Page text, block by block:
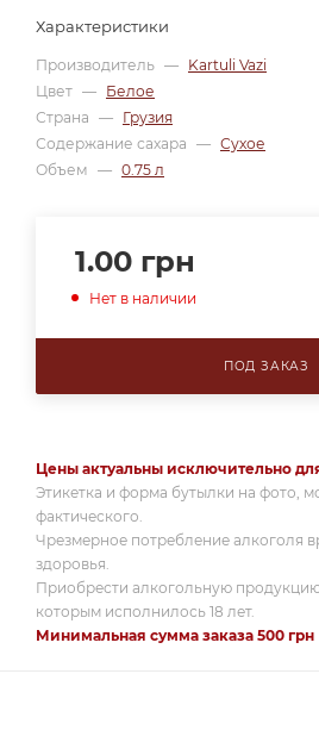
Характеристики
Производитель — Kartuli Vazi
Цвет — Белое
Страна — Грузия
Содержание сахара — Сухое
Объем — 0.75 л
1.00 грн
Нет в наличии
ПОД ЗАКАЗ
Цены актуальны исключительно
Этикетка и форма бутылки на фото,
фактического.
Чрезмерное потребление алкоголя
здоровья.
Приобрести алкогольную
которым исполнилось 18 лет.
Минимальная сумма заказа 500 грн